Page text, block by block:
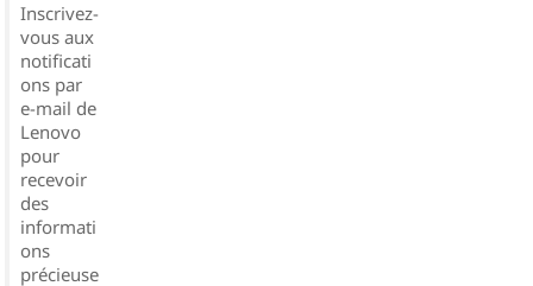
Inscrivez-
vous aux
notificati
ons par
e-mail de
Lenovo
pour
recevoir
des
informati
ons
précieuse